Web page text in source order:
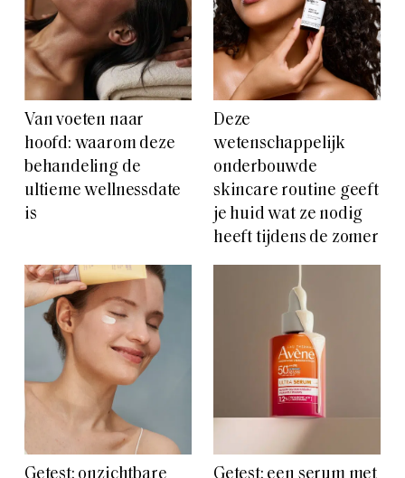
Van voeten naar
hoofd: waarom deze
behandeling de
ultieme wellnessdate
is
Deze
wetenschappelijk
onderbouwde
skincare routine geeft
je huid wat ze nodig
heeft tijdens de zomer
Getest: onzichtbare
zonnebescherming
voor het gelaat
Getest: een serum met
SPF dat onze
ochtendroutine
vereenvoudigt